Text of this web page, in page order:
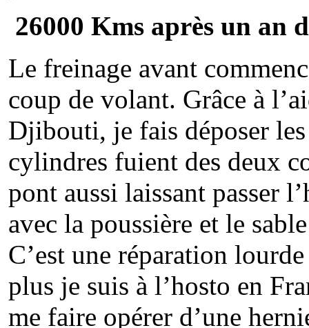
26000 Kms après un an
Le freinage avant
coup de volant. Grâce à
Djibouti, je fais déposer
cylindres fuient des deux
pont aussi laissant passer
avec la poussière et le
C’est une réparation
plus je suis à l’hosto en
me faire opérer d’une